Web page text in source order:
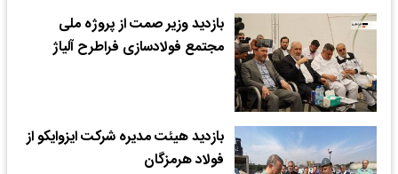
بازدید وزیر صمت از پروژه ملی
مجتمع فولادسازی فراطرح آلیاژ
بازدید هیئت مدیره شرکت ایزوایکو از
فولاد هرمزگان